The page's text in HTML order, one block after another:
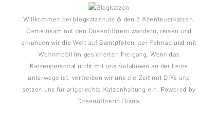
Willkommen bei blogkatzen.de & den 3 Abenteuerkatzen.
Gemeinsam mit den Dosenöffnern wandern, reisen und
erkunden wir die Welt auf Samtpfoten, per Fahrrad und mit
Wohnmobil im gesicherten Freigang. Wenn das
Katzenpersonal nicht mit uns Sofalöwen an der Leine
unterwegs ist, vertreiben wir uns die Zeit mit DIYs und
setzen uns für artgerechte Katzenhaltung ein. Powered by
Dosenöffnerin Diana.